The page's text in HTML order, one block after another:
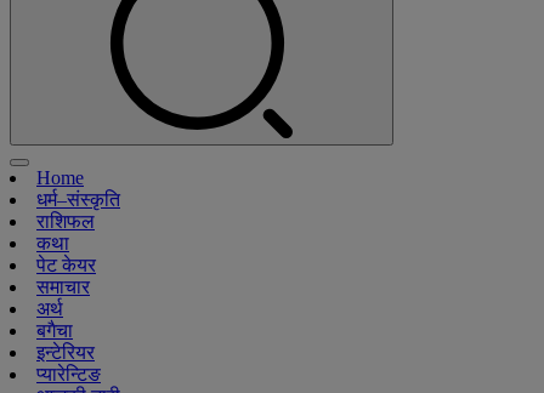
Home
धर्म–संस्कृति
राशिफल
कथा
पेट केयर
समाचार
अर्थ
बगैचा
इन्टेरियर
प्यारेन्टिङ